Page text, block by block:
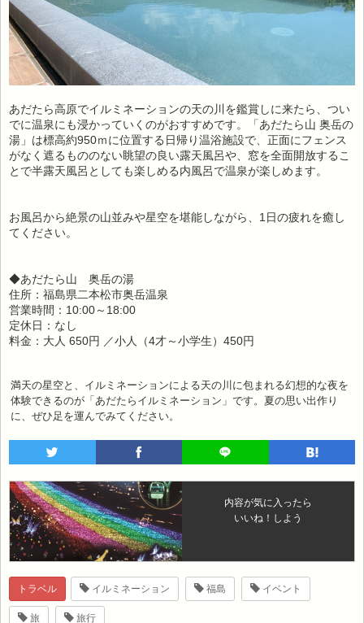
あだたら高原でイルミネーションの天の川を鑑賞しに来たら、つい
でに温泉にも浸かっていくのがおすすめです。「あだたら山 奥岳の
湯」は標高約950ｍに位置する日帰り温浴施設で、正面にフェンス
がなく遮るもののない眺望の良い露天風呂や、窓を全面開放するこ
とで半露天風呂としても楽しめる内風呂で温泉が楽しめます。
お風呂から絶景の山並みや星空を堪能しながら、1日の疲れを癒し
てください。
◆あだたら山 奥岳の湯
住所：福島県二本松市奥岳温泉
営業時間：10:00～18:00
定休日：なし
料金：大人 650円 ／小人（4才～小学生）450円
満天の星空と、イルミネーションによる天の川に包まれる幻想的な夜を
体験できるのが「あだたらイルミネーション」です。夏の思い出作り
に、ぜひ足を運んでみてください。
内容が気に入ったら
いいね！しよう
トラベル イルミネーション 福島 イベント
旅 旅行